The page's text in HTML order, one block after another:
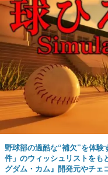
野球部の過酷な“補欠”を体
件」のウィッシュリストをも
グダム・カム』開発元やチェ